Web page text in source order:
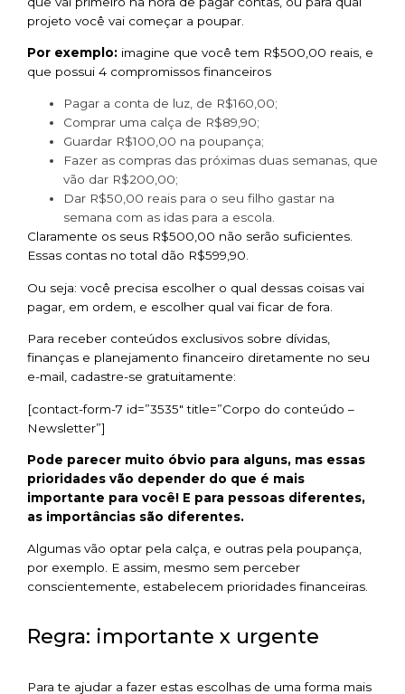
projeto você vai começar a poupar.
Por exemplo: imagine que você tem R$500,00 reais, e
que possui 4 compromissos financeiros
Pagar a conta de luz, de R$160,00;
Comprar uma calça de R$89,90;
Guardar R$100,00 na poupança;
Fazer as compras das próximas duas semanas, que
vão dar R$200,00;
Dar R$50,00 reais para o seu filho gastar na
semana com as idas para a escola.
Claramente os seus R$500,00 não serão suficientes.
Essas contas no total dão R$599,90.
Ou seja: você precisa escolher o qual dessas coisas vai
pagar, em ordem, e escolher qual vai ficar de fora.
Para receber conteúdos exclusivos sobre dívidas,
finanças e planejamento financeiro diretamente no seu
e-mail, cadastre-se gratuitamente:
[contact-form-7 id=”3535″ title=”Corpo do conteúdo –
Newsletter”]
Pode parecer muito óbvio para alguns, mas essas
prioridades vão depender do que é mais
importante para você! E para pessoas diferentes,
as importâncias são diferentes.
Algumas vão optar pela calça, e outras pela poupança,
por exemplo. E assim, mesmo sem perceber
conscientemente, estabelecem prioridades financeiras.
Regra: importante x urgente
Para te ajudar a fazer estas escolhas de uma forma mais